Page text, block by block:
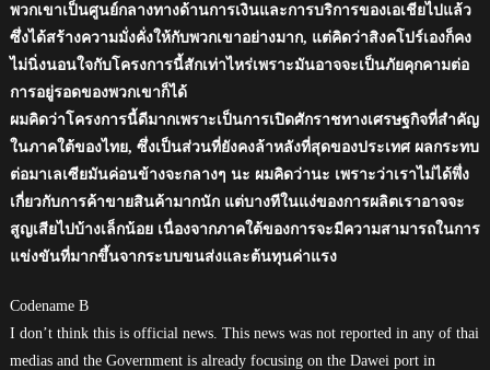
พวกเขาเป็นศูนย์กลางทางด้านการเงินและการบริการของเอเชียไปแล้ว
ซึ่งได้สร้างความมั่งคั่งให้กับพวกเขาอย่างมาก, แต่คิดว่าสิงคโปร์เองก็คง
ไม่นิ่งนอนใจกับโครงการนี้สักเท่าไหร่เพราะมันอาจจะเป็นภัยคุกคามต่อ
การอยู่รอดของพวกเขาก็ได้
ผมคิดว่าโครงการนี้ดีมากเพราะเป็นการเปิดศักราชทางเศรษฐกิจที่สำคัญ
ในภาคใต้ของไทย, ซึ่งเป็นส่วนที่ยังคงล้าหลังที่สุดของประเทศ ผลกระทบ
ต่อมาเลเซียมันค่อนข้างจะกลางๆ นะ ผมคิดว่านะ เพราะว่าเราไม่ได้พึ่ง
เกี่ยวกับการค้าขายสินค้ามากนัก แต่บางทีในแง่ของการผลิตเราอาจจะ
สูญเสียไปบ้างเล็กน้อย เนื่องจากภาคใต้ของการจะมีความสามารถในการ
แข่งขันที่มากขึ้นจากระบบขนส่งและต้นทุนค่าแรง
Codename B
I don’t think this is official news. This news was not reported in any of thai
medias and the Government is already focusing on the Dawei port in